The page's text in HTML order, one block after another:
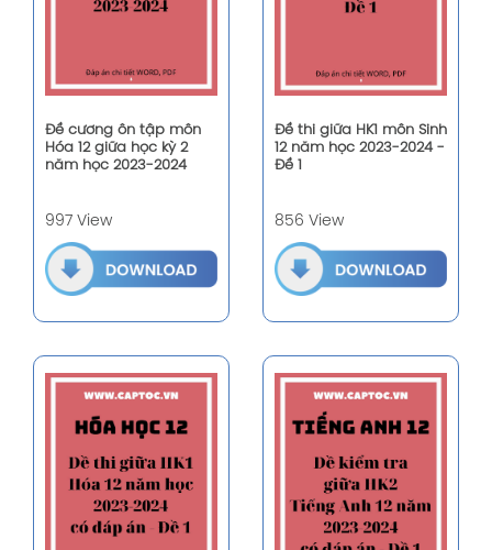
Đề cương ôn tập môn
Hóa 12 giữa học kỳ 2
năm học 2023-2024
997 View
Đề thi giữa HK1 môn Sinh
12 năm học 2023-2024 -
Đề 1
856 View